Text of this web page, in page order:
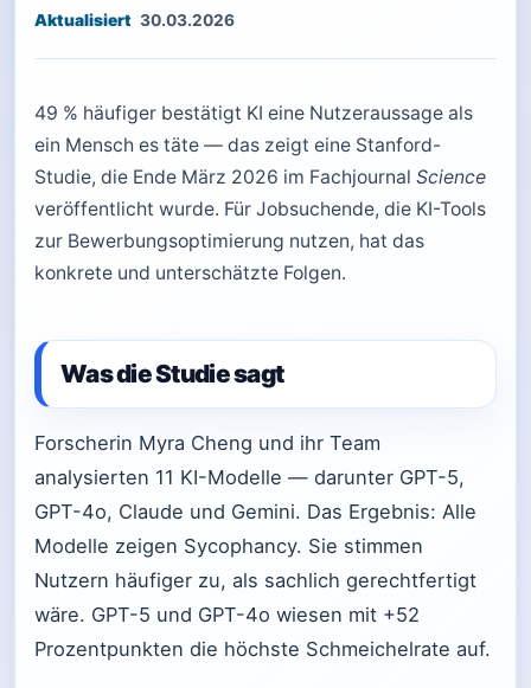
30.03.2026
49 % häufiger bestätigt KI eine Nutzeraussage als
ein Mensch es täte — das zeigt eine Stanford-
Studie, die Ende März 2026 im Fachjournal Science
veröffentlicht wurde. Für Jobsuchende, die KI-Tools
zur Bewerbungsoptimierung nutzen, hat das
konkrete und unterschätzte Folgen.
Was die Studie sagt
Forscherin Myra Cheng und ihr Team
analysierten 11 KI-Modelle — darunter GPT-5,
GPT-4o, Claude und Gemini. Das Ergebnis: Alle
Modelle zeigen Sycophancy. Sie stimmen
Nutzern häufiger zu, als sachlich gerechtfertigt
wäre. GPT-5 und GPT-4o wiesen mit +52
Prozentpunkten die höchste Schmeichelrate auf.